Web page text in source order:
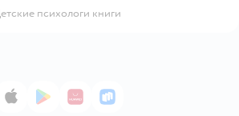
детские психологи книги
App StoreGoogle Play
AppGallery
RuStore